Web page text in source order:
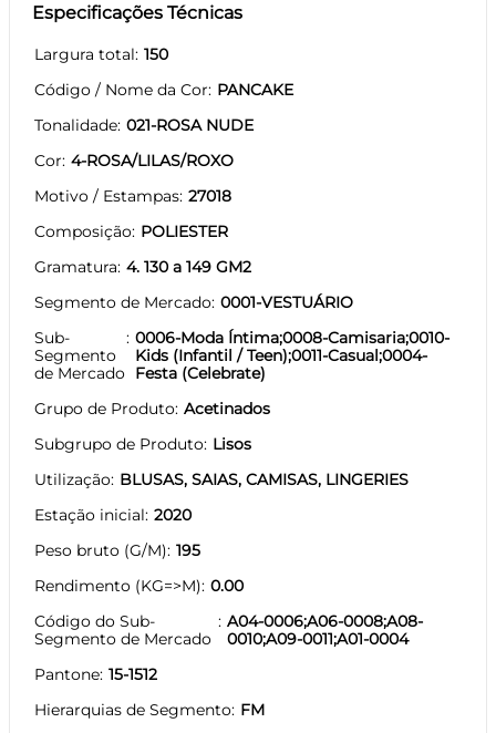
Especificações Técnicas
Largura total 150
Código / Nome da Cor PANCAKE
Tonalidade 021-ROSA NUDE
Cor 4-ROSA/LILAS/ROXO
Motivo / Estampas 27018
Composição POLIESTER
Gramatura 4. 130 a 149 GM2
Segmento de Mercado 0001-VESTUÁRIO
Sub-
Segmento
de Mercado
0006-Moda Íntima;0008-Camisaria;0010-
Kids (Infantil / Teen);0011-Casual;0004-
Festa (Celebrate)
Grupo de Produto Acetinados
Subgrupo de Produto Lisos
Utilização BLUSAS, SAIAS, CAMISAS, LINGERIES
Estação inicial 2020
Peso bruto (G/M) 195
Rendimento (KG=>M) 0.00
Código do Sub-
Segmento de Mercado
A04-0006;A06-0008;A08-
0010;A09-0011;A01-0004
Pantone 15-1512
Hierarquias de Segmento FM